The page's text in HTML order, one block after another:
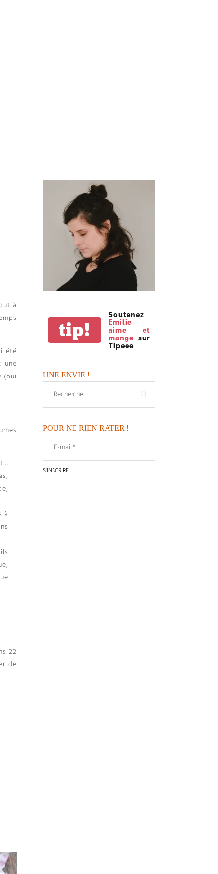
à
été
une
(oui
à
22
de
tip!
Soutenez
Emilie
aime et
mange sur
Tipeee
UNE ENVIE !
POUR NE RIEN RATER !